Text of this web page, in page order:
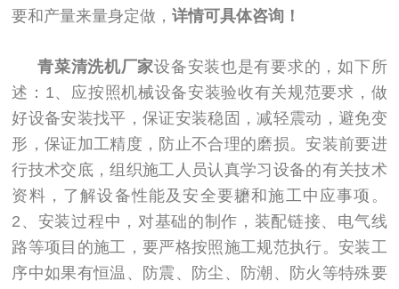
要和产量来量身定做，详情可具体咨询！
青菜清洗机厂家设备安装也是有要求的，如下所
述：1、应按照机械设备安装验收有关规范要求，做
好设备安装找平，保证安装稳固，减轻震动，避免变
形，保证加工精度，防止不合理的磨损。安装前要进
行技术交底，组织施工人员认真学习设备的有关技术
资料，了解设备性能及安全要耱和施工中应事项。
2、安装过程中，对基础的制作，装配链接、电气线
路等项目的施工，要严格按照施工规范执行。安装工
序中如果有恒温、防震、防尘、防潮、防火等特殊要